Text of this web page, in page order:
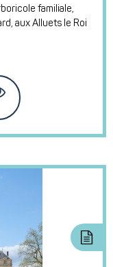
familiale,
aux Alluets le Roi